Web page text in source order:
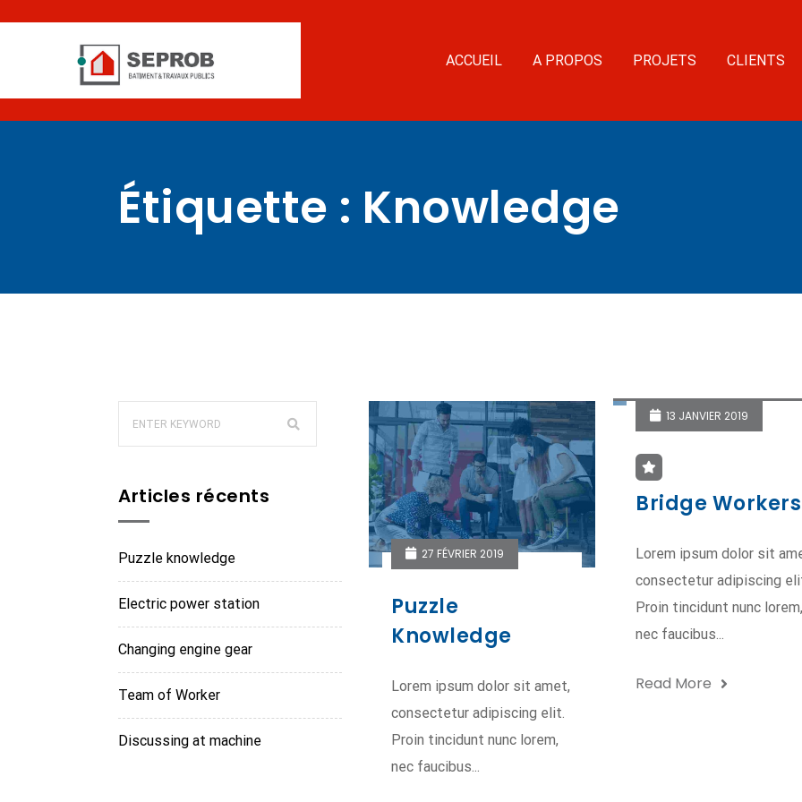
ACCUEIL A PROPOS PROJETS CLIENTS
Étiquette : Knowledge
Articles récents
Puzzle knowledge
Electric power station
Changing engine gear
Team of Worker
Discussing at machine
27 FÉVRIER 2019
Puzzle
Knowledge
Lorem ipsum dolor sit amet,
consectetur adipiscing elit.
Proin tincidunt nunc lorem,
nec faucibus...
13 JANVIER 2019
Bridge Workers
Lorem ipsum dolor sit
consectetur adipiscing
Proin tincidunt nunc lorem,
nec faucibus...
Read More